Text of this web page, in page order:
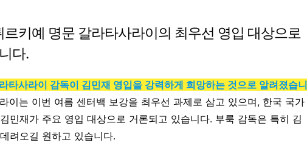
르키예 명문 갈라타사라이의 최우선 영입 대상으로
다.
타사라이 감독이 김민재 영입을 강력하게 희망하는 것으로 알려졌습니
이는 이번 여름 센터백 보강을 최우선 과제로 삼고 있으며, 한국 국가
민재가 주요 영입 대상으로 거론되고 있습니다. 부룩 감독은 특히 김
려오길 원하고 있습니다.